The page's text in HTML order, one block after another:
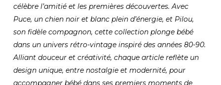
célèbre l’amitié et les premières découvertes. Avec
Puce, un chien noir et blanc plein d’énergie, et Pilou,
son fidèle compagnon, cette collection plonge bébé
dans un univers rétro-vintage inspiré des années 80-90.
Alliant douceur et créativité, chaque article reflète un
design unique, entre nostalgie et modernité, pour
accompagner bébé dans ses premiers moments de